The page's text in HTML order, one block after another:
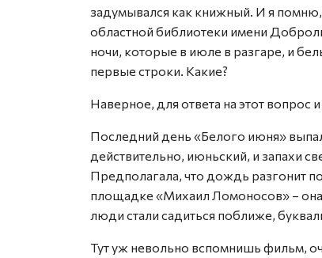
задумывался как книжный. И я
областной библиотеки имени
ночи, которые в июле в разгаре, и
первые строки. Какие?
Наверное, для ответа на этот вопрос
Последний день «Белого июня»
действительно, июньский, и запахи
Предполагала, что дождь разгонит
площадке «Михаил Ломоносов» –
люди стали садиться поближе,
Тут уж невольно вспомнишь фильм,